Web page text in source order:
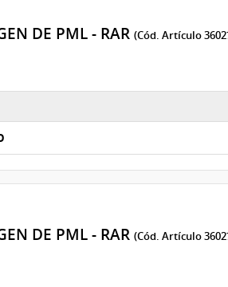
DE PML - RAR (Cód. Artículo
DE PML - RAR (Cód. Artículo